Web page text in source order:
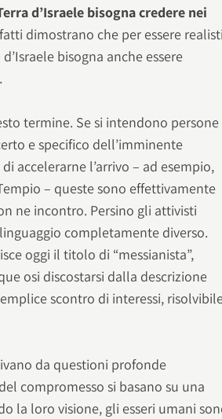
d’Israele bisogna credere nei
dimostrano che per essere realisti
bisogna anche essere
termine. Se si intendono persone
e specifico dell’imminente
accelerarne l’arrivo – ad esempio,
– queste sono effettivamente
ne incontro. Persino gli attivisti
completamente diverso.
oggi il titolo di “messianista”,
osi discostarsi dalla descrizione
scontro di interessi,
da questioni profonde
compromesso si basano su una
la loro visione, gli esseri umani